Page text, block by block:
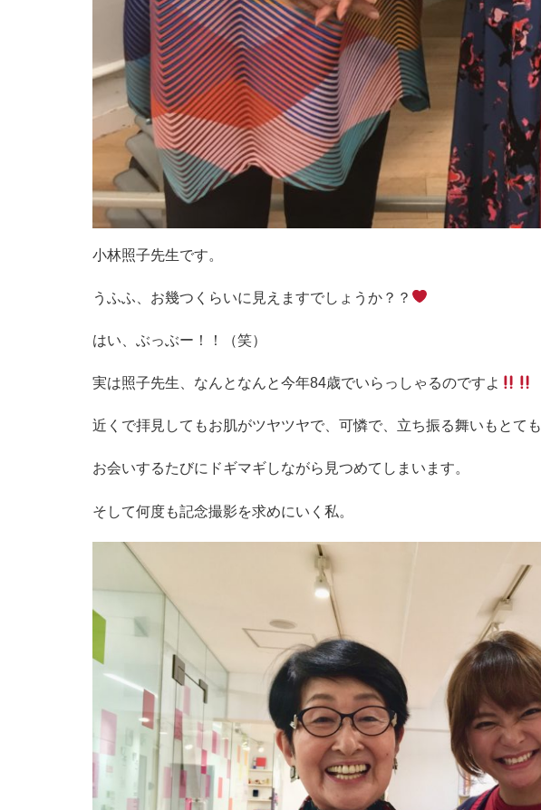
小林照子先生です。
うふふ、お幾つくらいに見えますでしょうか？？
はい、ぶっぶー！！（笑）
実は照子先生、なんとなんと今年84歳でいらっしゃるのですよ
近くで拝見してもお肌がツヤツヤで、可憐で、立ち振る舞いもとても
お会いするたびにドギマギしながら見つめてしまいます。
そして何度も記念撮影を求めにいく私。